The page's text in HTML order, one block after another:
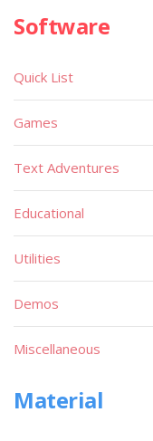
Software
Quick List
Games
Text Adventures
Educational
Utilities
Demos
Miscellaneous
Material